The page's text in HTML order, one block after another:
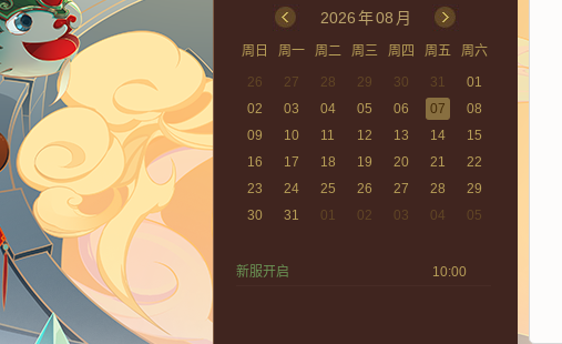
2026年08 月
周日 周一 周二 周三 周四 周五
周六
26
27 28 29 30 31
01
02
03 04 05 06 07
08
09
10 11 12 13 14
15
16
17 18 19 20 21
22
23
24 25 26 27 28
29
30
31 01 02 03 04 05
新服开启 10:00